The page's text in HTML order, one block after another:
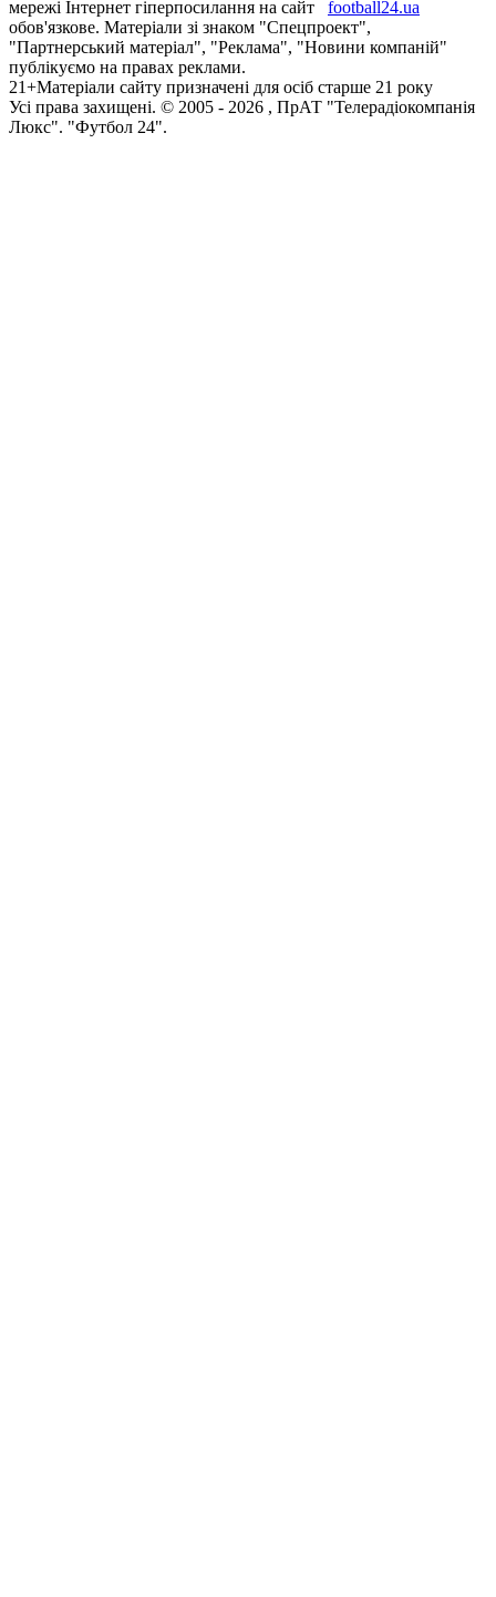
мережі Інтернет гіперпосилання на сайт
football24.ua
обов'язкове. Матеріали зі знаком "Спецпроект",
"Партнерський матеріал", "Реклама", "Новини компаній"
публікуємо на правах реклами.
21+Матеріали сайту призначені для осіб старше 21 року
Усi права захищенi. © 2005 - 2026 , ПрАТ "Телерадіокомпанія
Люкс". "Футбол 24".